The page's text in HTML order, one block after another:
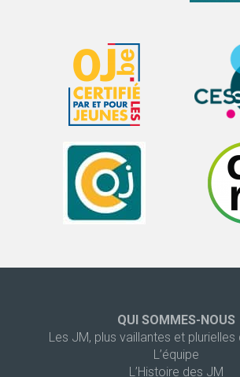
QUI SOMMES-NOUS
Les JM, plus vaillantes et plurielles
L’équipe
L’Histoire des JM